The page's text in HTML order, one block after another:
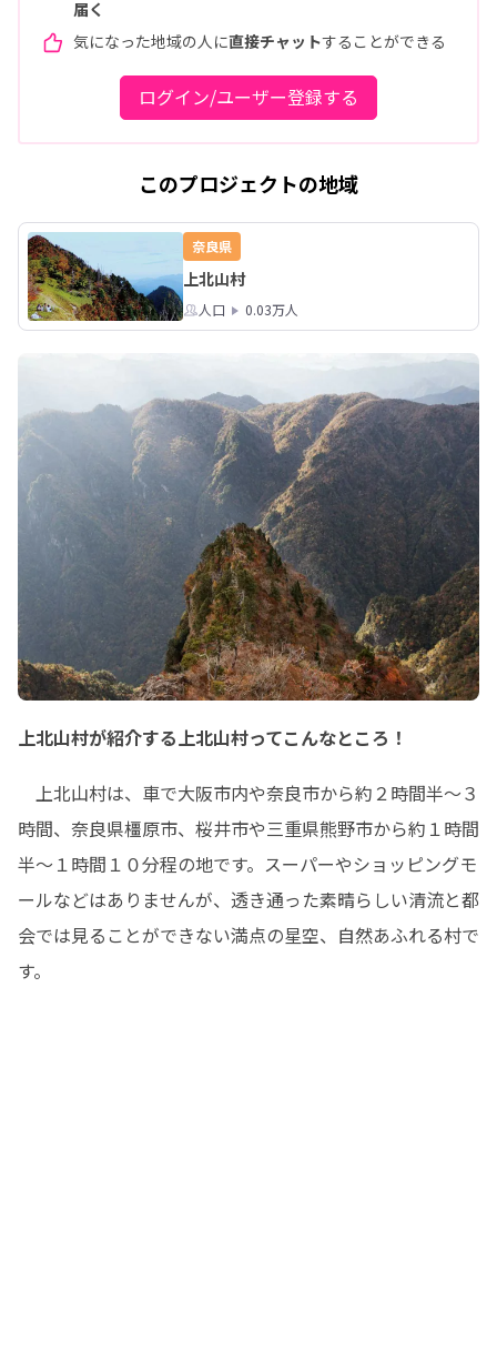
届く
気になった地域の人に直接チャットすることができる
ログイン/ユーザー登録する
このプロジェクトの地域
奈良県
上北山村
人口 0.03万人
上北山村が紹介する上北山村ってこんなところ！
上北山村は、車で大阪市内や奈良市から約２時間半～３
時間、奈良県橿原市、桜井市や三重県熊野市から約１時間
半～１時間１０分程の地です。スーパーやショッピングモ
ールなどはありませんが、透き通った素晴らしい清流と都
会では見ることができない満点の星空、自然あふれる村で
す。